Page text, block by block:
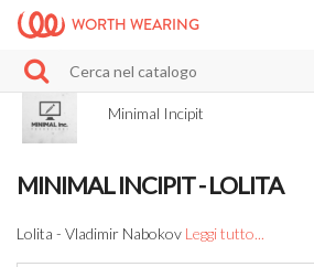
WORTH WEARING
Minimal Incipit
MINIMAL INCIPIT - LOLITA
Lolita - Vladimir Nabokov Leggi tutto...